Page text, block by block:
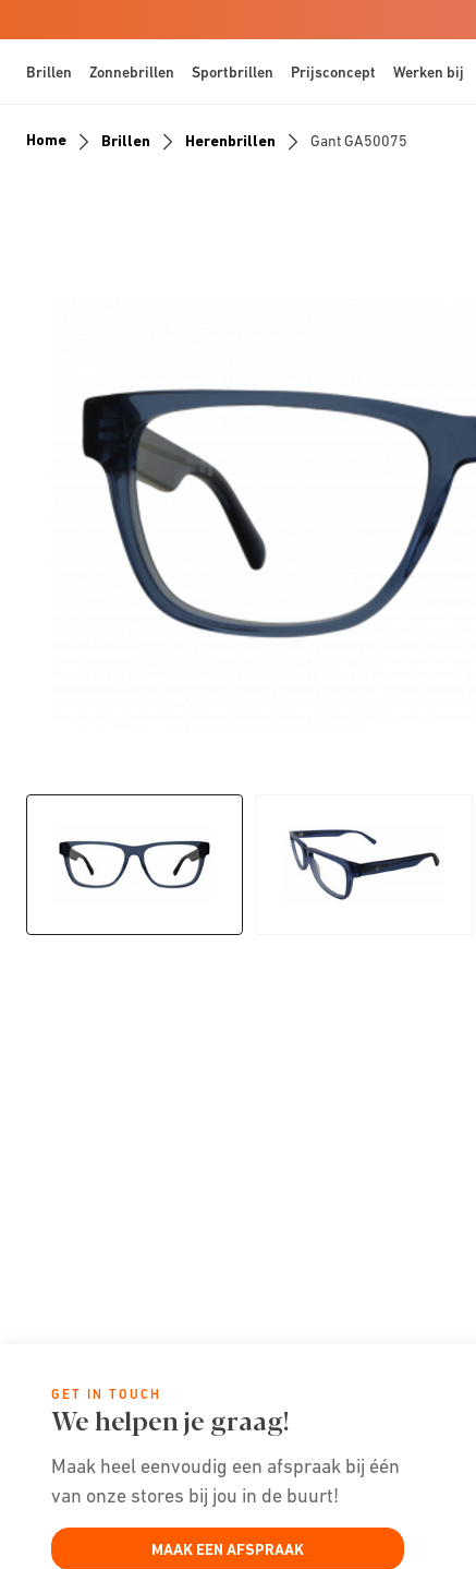
Brillen Zonnebrillen Sportbrillen Prijsconcept Werken bij
Home Brillen Herenbrillen Gant GA50075
GET IN TOUCH
We helpen je graag!
Maak heel eenvoudig een afspraak bij één
van onze stores bij jou in de buurt!
MAAK EEN AFSPRAAK